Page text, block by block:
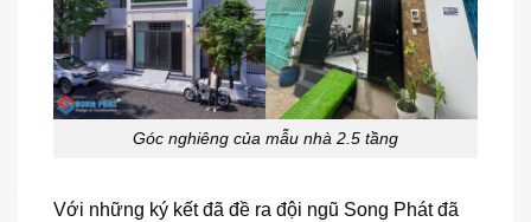
Góc nghiêng của mẫu nhà 2.5 tầng
Với những ký kết đã đề ra đội ngũ Song Phát đã